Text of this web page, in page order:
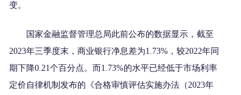
变。
国家金融监督管理总局此前公布的数据显示，截至
2023年三季度末，商业银行净息差为1.73%，较2022年同
期下降0.21个百分点。而1.73%的水平已经低于市场利率
定价自律机制发布的《合格审慎评估实施办法（2023年